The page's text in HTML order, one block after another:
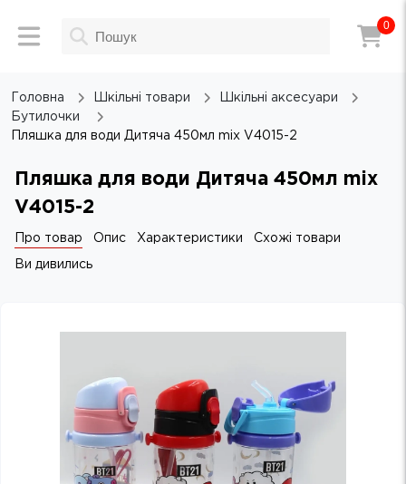
0
Головна Шкільні товари
Шкільні аксесуари
Бутилочки
Пляшка для води Дитяча 450мл mix V4015-2
Пляшка для води Дитяча 450мл mix
V4015-2
Про товар Опис Характеристики Схожі товари
Ви дивились